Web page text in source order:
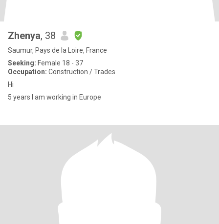
Zhenya, 38
Saumur, Pays de la Loire, France
Seeking: Female 18 - 37
Occupation: Construction / Trades
Hi
5 years I am working in Europe